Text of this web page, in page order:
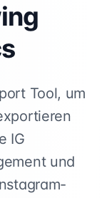
Tool, um
IG
und